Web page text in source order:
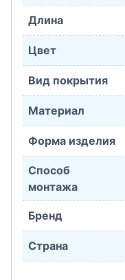
Длина
Цвет
Вид покрытия
Материал
Форма изделия
Способ
монтажа
Бренд
Страна